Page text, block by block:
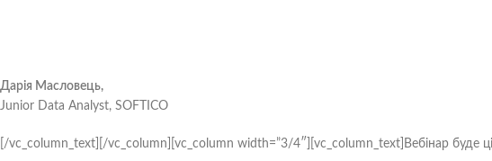
Дарія Масловець,
Junior Data Analyst, SOFTICO
[/vc_column_text][/vc_column][vc_column width=”3/4″][vc_column_text]Вебінар буде